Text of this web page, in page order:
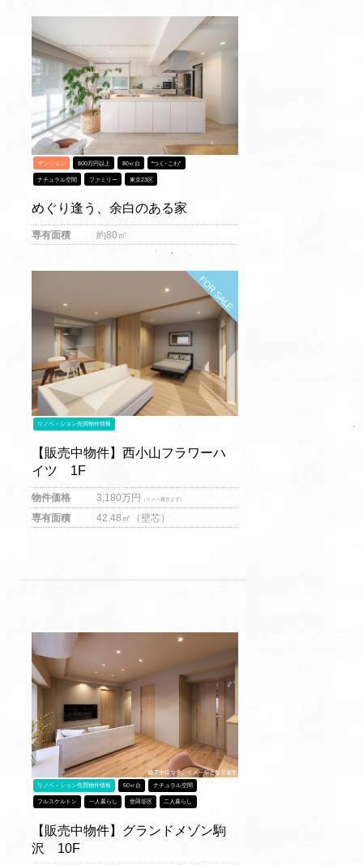
マンション 800万円以上 80㎡台 “つく･こわ”
ナチュラル空間 ファミリー 東京23区
めぐり逢う、余白のある家
専有面積 約80㎡
リノベ－ション売買物件情報
【販売中物件】西小山フラワーハ
イツ 1F
物件価格 3,180万円 （リノベ費含まず）
専有面積 42.48㎡（壁芯）
リノベ－ション売買物件情報 50㎡台 ナチュラル空間
フルスケルトン 一人暮らし 世田谷区 二人暮らし
【販売中物件】グランドメゾン駒
沢 10F